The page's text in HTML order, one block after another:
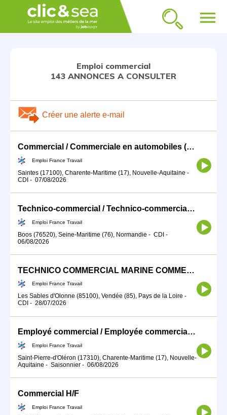
menu
Emploi commercial
143 ANNONCES A CONSULTER
Créer une alerte e-mail
Commercial / Commerciale en automobiles (H/F)
Emploi France Travail
Saintes (17100), Charente-Maritime (17), Nouvelle-Aquitaine -
CDI - 07/08/2026
Technico-commercial / Technico-commerciale (H/F)
Emploi France Travail
Boos (76520), Seine-Maritime (76), Normandie - CDI -
06/08/2026
TECHNICO COMMERCIAL MARINE COMMERCIALE (H/F)
Emploi France Travail
Les Sables d'Olonne (85100), Vendée (85), Pays de la Loire -
CDI - 28/07/2026
Employé commercial / Employée commerciale sédentaire (H/F)
Emploi France Travail
Saint-Pierre-d'Oléron (17310), Charente-Maritime (17), Nouvelle-
Aquitaine - Saisonnier - 06/08/2026
Commercial H/F
Emploi France Travail